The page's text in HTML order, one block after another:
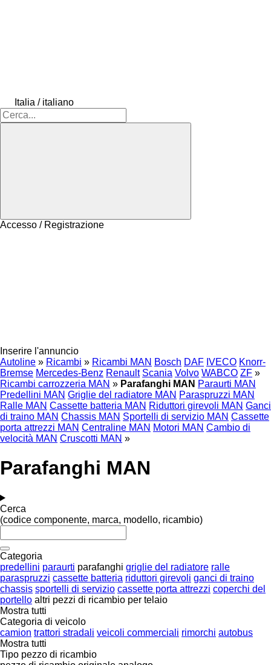
Italia / italiano
Accesso / Registrazione
Inserire l'annuncio
Autoline » Ricambi » Ricambi MAN Bosch DAF IVECO Knorr-
Bremse Mercedes-Benz Renault Scania Volvo WABCO ZF »
Ricambi carrozzeria MAN » Parafanghi MAN Paraurti MAN
Predellini MAN Griglie del radiatore MAN Paraspruzzi MAN
Ralle MAN Cassette batteria MAN Riduttori girevoli MAN Ganci
di traino MAN Chassis MAN Sportelli di servizio MAN Cassette
porta attrezzi MAN Centraline MAN Motori MAN Cambio di
velocità MAN Cruscotti MAN »
Parafanghi MAN
Cerca
(codice componente, marca, modello, ricambio)
Categoria
predellini paraurti parafanghi griglie del radiatore ralle
paraspruzzi cassette batteria riduttori girevoli ganci di traino
chassis sportelli di servizio cassette porta attrezzi coperchi del
portello altri pezzi di ricambio per telaio
Mostra tutti
Categoria di veicolo
camion trattori stradali veicoli commerciali rimorchi autobus
Mostra tutti
Tipo pezzo di ricambio